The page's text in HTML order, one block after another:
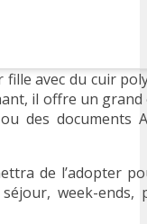
fille avec du cuir
il offre un
des documents
de l’adopter
week-ends,